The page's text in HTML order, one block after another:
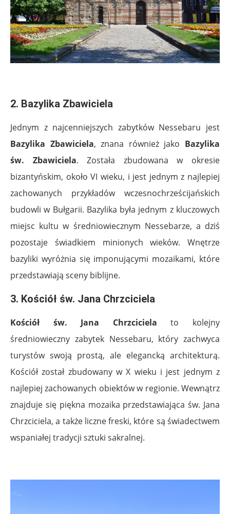
2. Bazylika Zbawiciela
Jednym z najcenniejszych zabytków Nessebaru jest
Bazylika Zbawiciela, znana również jako Bazylika
św. Zbawiciela. Została zbudowana w okresie
bizantyńskim, około VI wieku, i jest jednym z najlepiej
zachowanych przykładów wczesnochrześcijańskich
budowli w Bułgarii. Bazylika była jednym z kluczowych
miejsc kultu w średniowiecznym Nessebarze, a dziś
pozostaje świadkiem minionych wieków. Wnętrze
bazyliki wyróżnia się imponującymi mozaikami, które
przedstawiają sceny biblijne.
3. Kościół św. Jana Chrzciciela
Kościół św. Jana Chrzciciela to kolejny
średniowieczny zabytek Nessebaru, który zachwyca
turystów swoją prostą, ale elegancką architekturą.
Kościół został zbudowany w X wieku i jest jednym z
najlepiej zachowanych obiektów w regionie. Wewnątrz
znajduje się piękna mozaika przedstawiająca św. Jana
Chrzciciela, a także liczne freski, które są świadectwem
wspaniałej tradycji sztuki sakralnej.